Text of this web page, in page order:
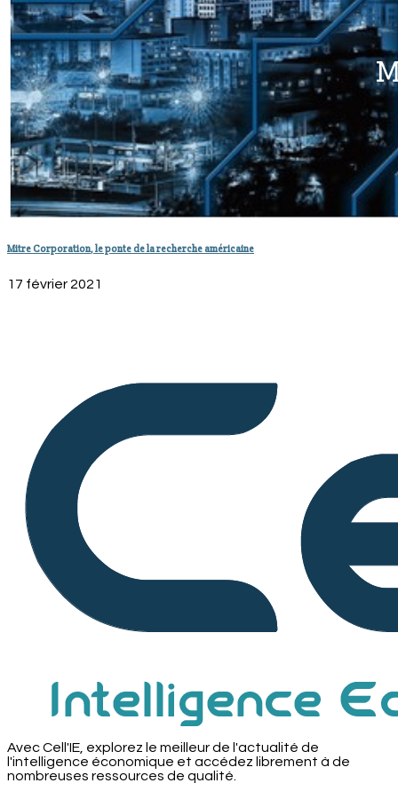
Mitre Corporation, le ponte de la recherche américaine
17 février 2021
Avec Cell'IE, explorez le meilleur de l'actualité de
l'intelligence économique et accédez librement à de
nombreuses ressources de qualité.